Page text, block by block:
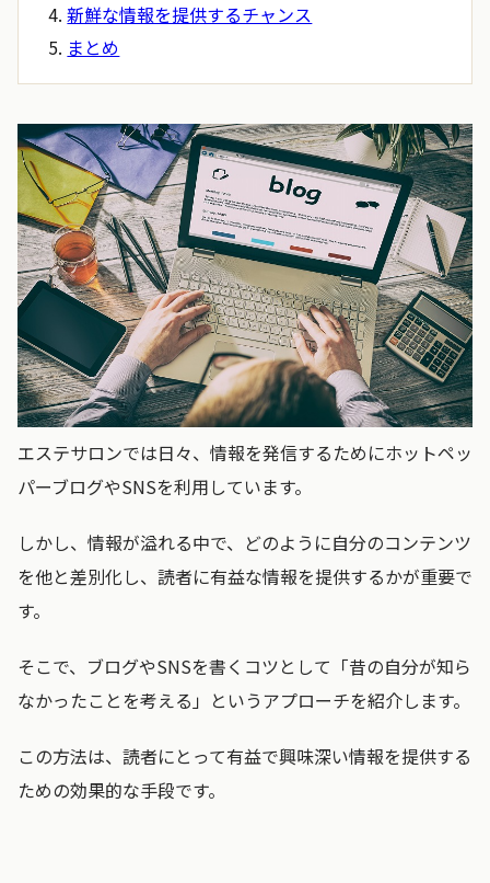
新鮮な情報を提供するチャンス
まとめ
エステサロンでは日々、情報を発信するためにホットペッ
パーブログやSNSを利用しています。
しかし、情報が溢れる中で、どのように自分のコンテンツ
を他と差別化し、読者に有益な情報を提供するかが重要で
す。
そこで、ブログやSNSを書くコツとして「昔の自分が知ら
なかったことを考える」というアプローチを紹介します。
この方法は、読者にとって有益で興味深い情報を提供する
ための効果的な手段です。